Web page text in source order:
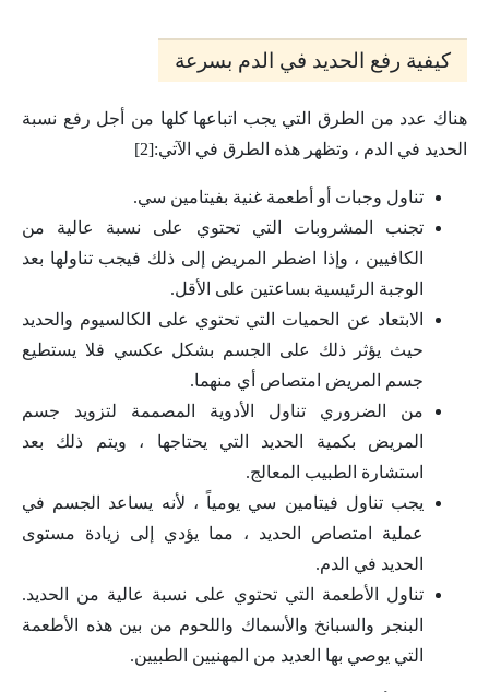
كيفية رفع الحديد في الدم بسرعة
هناك عدد من الطرق التي يجب اتباعها كلها من أجل رفع نسبة
الحديد في الدم ، وتظهر هذه الطرق في الآتي:[2]
تناول وجبات أو أطعمة غنية بفيتامين سي.
تجنب المشروبات التي تحتوي على نسبة عالية من
الكافيين ، وإذا اضطر المريض إلى ذلك فيجب تناولها بعد
الوجبة الرئيسية بساعتين على الأقل.
الابتعاد عن الحميات التي تحتوي على الكالسيوم والحديد
حيث يؤثر ذلك على الجسم بشكل عكسي فلا يستطيع
جسم المريض امتصاص أي منهما.
من الضروري تناول الأدوية المصممة لتزويد جسم
المريض بكمية الحديد التي يحتاجها ، ويتم ذلك بعد
استشارة الطبيب المعالج.
يجب تناول فيتامين سي يومياً ، لأنه يساعد الجسم في
عملية امتصاص الحديد ، مما يؤدي إلى زيادة مستوى
الحديد في الدم.
تناول الأطعمة التي تحتوي على نسبة عالية من الحديد.
البنجر والسبانخ والأسماك واللحوم من بين هذه الأطعمة
التي يوصي بها العديد من المهنيين الطبيين.